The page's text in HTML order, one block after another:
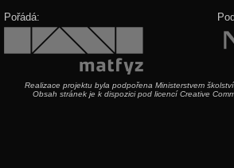
Pořádá:
Realizace projektu byla podpořena Ministerstvem
Obsah stránek je k dispozici pod licencí Creative